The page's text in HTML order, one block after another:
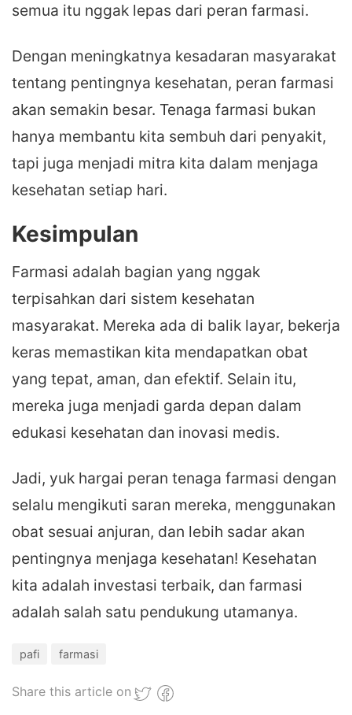
semua itu nggak lepas dari peran farmasi.
Dengan meningkatnya kesadaran masyarakat
tentang pentingnya kesehatan, peran farmasi
akan semakin besar. Tenaga farmasi bukan
hanya membantu kita sembuh dari penyakit,
tapi juga menjadi mitra kita dalam menjaga
kesehatan setiap hari.
Kesimpulan
Farmasi adalah bagian yang nggak
terpisahkan dari sistem kesehatan
masyarakat. Mereka ada di balik layar, bekerja
keras memastikan kita mendapatkan obat
yang tepat, aman, dan efektif. Selain itu,
mereka juga menjadi garda depan dalam
edukasi kesehatan dan inovasi medis.
Jadi, yuk hargai peran tenaga farmasi dengan
selalu mengikuti saran mereka, menggunakan
obat sesuai anjuran, dan lebih sadar akan
pentingnya menjaga kesehatan! Kesehatan
kita adalah investasi terbaik, dan farmasi
adalah salah satu pendukung utamanya.
pafi farmasi
Share this article on